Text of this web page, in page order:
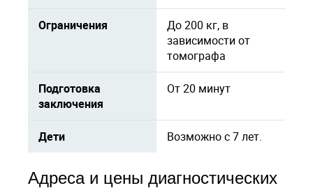
Ограничения
До 200 кг, в
зависимости от
томографа
Подготовка
заключения
От 20 минут
Дети Возможно с 7 лет.
Адреса и цены диагностических